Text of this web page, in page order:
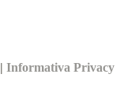
|Informativa Privacy